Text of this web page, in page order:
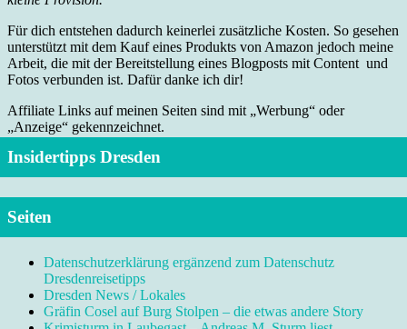
Für dich entstehen dadurch keinerlei zusätzliche Kosten. So gesehen
unterstützt mit dem Kauf eines Produkts von Amazon jedoch meine
Arbeit, die mit der Bereitstellung eines Blogposts mit Content und
Fotos verbunden ist. Dafür danke ich dir!
Affiliate Links auf meinen Seiten sind mit „Werbung“ oder
„Anzeige“ gekennzeichnet.
Insidertipps Dresden
Seiten
Datenschutzerklärung ergänzend zum Datenschutz
Dresdenreisetipps
Dresden News / Lokales
Gräfin Cosel auf Burg Stolpen – die etwas andere Story